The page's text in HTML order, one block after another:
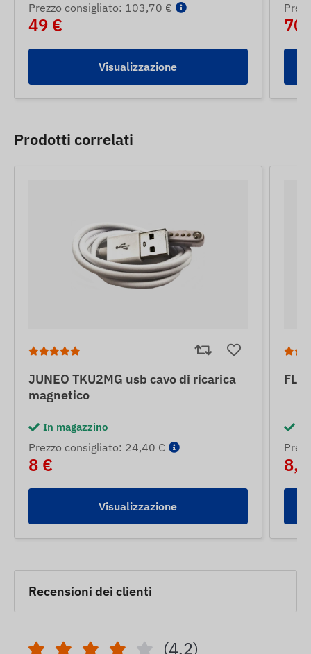
Prezzo consigliato: 103,70 €
49 €
Visualizzazione
70
Prodotti correlati
JUNEO TKU2MG usb cavo di ricarica
magnetico
In magazzino
Prezzo consigliato: 24,40 €
8 €
Visualizzazione
Recensioni dei clienti
(4.2)